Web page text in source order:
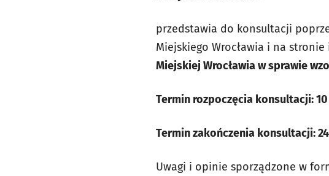
przedstawia do konsultacji
Miejskiego Wrocławia i na
Miejskiej Wrocławiaw sprawie
Termin rozpoczęcia konsultacji: 10
Termin zakończenia konsultacji:
Uwagi i opinie sporządzone w